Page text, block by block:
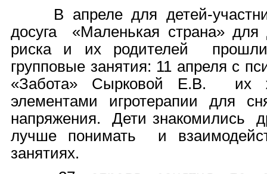
В апреле для детей-
досуга «Маленькая страна»
риска и их родителей
групповые занятия: 11 апреля с
«Забота» Сырковой Е.В. их
элементами игротерапии для
напряжения. Дети знакомились
лучше понимать и
занятиях.